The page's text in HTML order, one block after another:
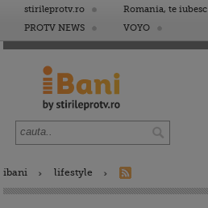
stirileprotv.ro Romania, te iubesc
PROTV NEWS
VOYO
ibani lifestyle